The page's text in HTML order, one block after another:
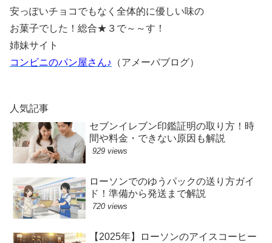
安っぽいチョコでもなく全体的に優しい味の
お菓子でした！総合★３で～～す！
姉妹サイト
コンビニのパン屋さん♪ （アメーバブログ）
人気記事
セブンイレブン印鑑証明の取り方！時
間や料金・できない原因も解説
929 views
ローソンでのゆうパックの送り方ガイ
ド！準備から発送まで解説
720 views
【2025年】ローソンのアイスコーヒー